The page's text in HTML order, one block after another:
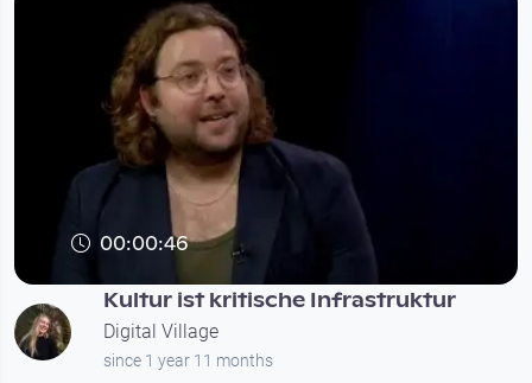
00:00:46
Kultur ist kritische Infrastruktur
Digital Village
since 1 year 11 months